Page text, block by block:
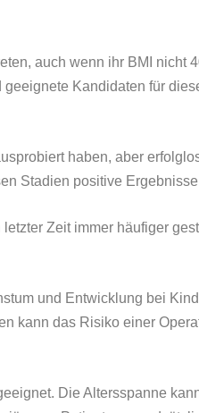
auch wenn ihr BMI nicht
Kandidaten für
haben, aber
Stadien positive
Zeit immer häufiger
und Entwicklung bei
kann das Risiko einer
Die Altersspanne